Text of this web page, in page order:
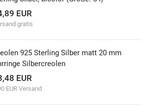
EUR
gratis
925 Sterling Silber matt 20 mm
Silbercreolen
EUR
EUR Versand